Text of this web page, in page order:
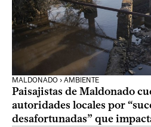
MALDONADO › AMBIENTE
Paisajistas de Maldonado
autoridades locales por
desafortunadas” que